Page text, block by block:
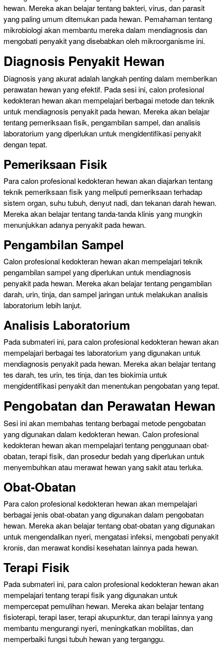
hewan. Mereka akan belajar tentang bakteri, virus, dan parasit
yang paling umum ditemukan pada hewan. Pemahaman tentang
mikrobiologi akan membantu mereka dalam mendiagnosis dan
mengobati penyakit yang disebabkan oleh mikroorganisme ini.
Diagnosis Penyakit Hewan
Diagnosis yang akurat adalah langkah penting dalam memberikan
perawatan hewan yang efektif. Pada sesi ini, calon profesional
kedokteran hewan akan mempelajari berbagai metode dan teknik
untuk mendiagnosis penyakit pada hewan. Mereka akan belajar
tentang pemeriksaan fisik, pengambilan sampel, dan analisis
laboratorium yang diperlukan untuk mengidentifikasi penyakit
dengan tepat.
Pemeriksaan Fisik
Para calon profesional kedokteran hewan akan diajarkan tentang
teknik pemeriksaan fisik yang meliputi pemeriksaan terhadap
sistem organ, suhu tubuh, denyut nadi, dan tekanan darah hewan.
Mereka akan belajar tentang tanda-tanda klinis yang mungkin
menunjukkan adanya penyakit pada hewan.
Pengambilan Sampel
Calon profesional kedokteran hewan akan mempelajari teknik
pengambilan sampel yang diperlukan untuk mendiagnosis
penyakit pada hewan. Mereka akan belajar tentang pengambilan
darah, urin, tinja, dan sampel jaringan untuk melakukan analisis
laboratorium lebih lanjut.
Analisis Laboratorium
Pada submateri ini, para calon profesional kedokteran hewan akan
mempelajari berbagai tes laboratorium yang digunakan untuk
mendiagnosis penyakit pada hewan. Mereka akan belajar tentang
tes darah, tes urin, tes tinja, dan tes biokimia untuk
mengidentifikasi penyakit dan menentukan pengobatan yang tepat.
Pengobatan dan Perawatan Hewan
Sesi ini akan membahas tentang berbagai metode pengobatan
yang digunakan dalam kedokteran hewan. Calon profesional
kedokteran hewan akan mempelajari tentang penggunaan obat-
obatan, terapi fisik, dan prosedur bedah yang diperlukan untuk
menyembuhkan atau merawat hewan yang sakit atau terluka.
Obat-Obatan
Para calon profesional kedokteran hewan akan mempelajari
berbagai jenis obat-obatan yang digunakan dalam pengobatan
hewan. Mereka akan belajar tentang obat-obatan yang digunakan
untuk mengendalikan nyeri, mengatasi infeksi, mengobati penyakit
kronis, dan merawat kondisi kesehatan lainnya pada hewan.
Terapi Fisik
Pada submateri ini, para calon profesional kedokteran hewan akan
mempelajari tentang terapi fisik yang digunakan untuk
mempercepat pemulihan hewan. Mereka akan belajar tentang
fisioterapi, terapi laser, terapi akupunktur, dan terapi lainnya yang
membantu mengurangi nyeri, meningkatkan mobilitas, dan
memperbaiki fungsi tubuh hewan yang terganggu.